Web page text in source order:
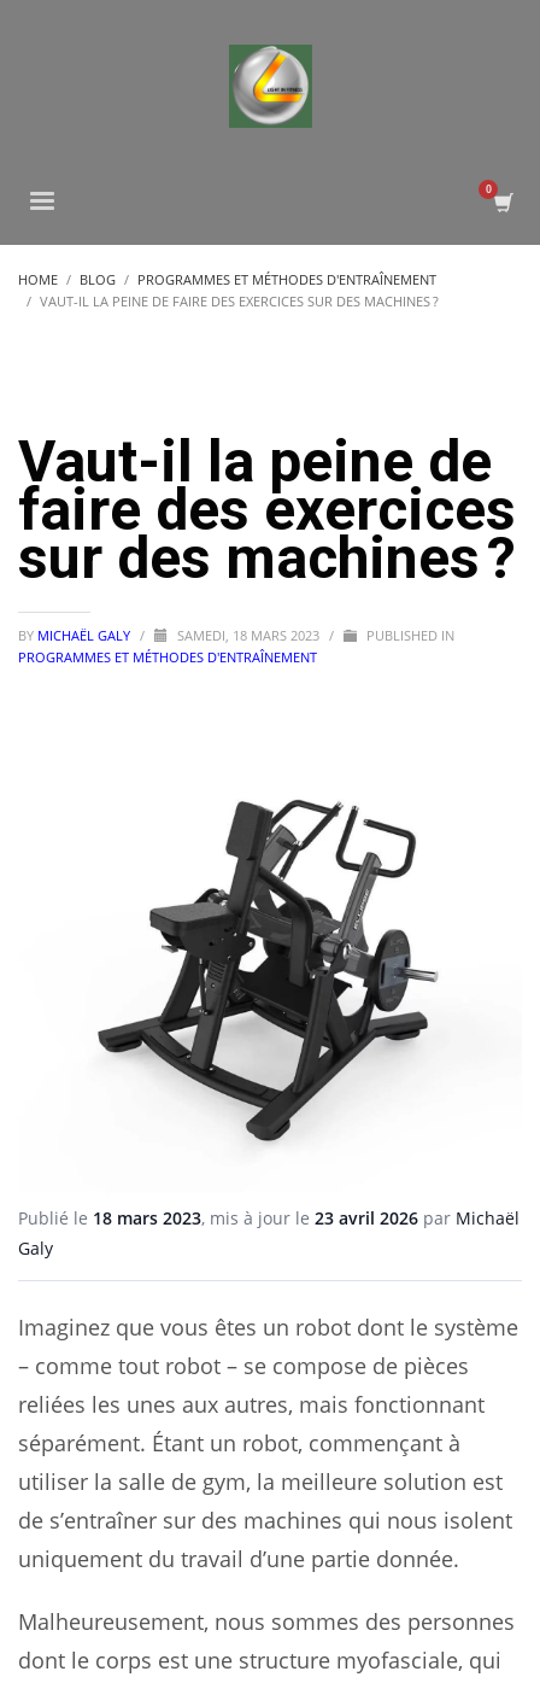
HOME BLOG
PROGRAMMES ET MÉTHODES D'ENTRAÎNEMENT
VAUT-IL LA PEINE DE FAIRE DES EXERCICES SUR DES MACHINES ?
Vaut-il la peine de
faire des exercices
sur des machines ?
BY MICHAËL GALY / SAMEDI, 18 MARS 2023 /
PUBLISHED IN
PROGRAMMES ET MÉTHODES D'ENTRAÎNEMENT
Publié le 18 mars 2023, mis à jour le 23 avril 2026 par Michaël
Galy
Imaginez que vous êtes un robot dont le système
– comme tout robot – se compose de pièces
reliées les unes aux autres, mais fonctionnant
séparément. Étant un robot, commençant à
utiliser la salle de gym, la meilleure solution est
de s’entraîner sur des machines qui nous isolent
uniquement du travail d’une partie donnée.
Malheureusement, nous sommes des personnes
dont le corps est une structure myofasciale, qui